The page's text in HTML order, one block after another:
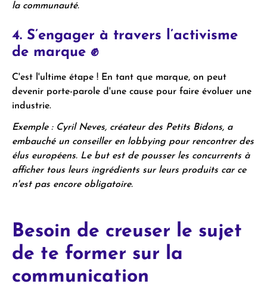
la communauté.
4. S’engager à travers l’activisme
de marque ✊
C'est l'ultime étape ! En tant que marque, on peut
devenir porte-parole d'une cause pour faire évoluer une
industrie.
Exemple : Cyril Neves, créateur des Petits Bidons, a
embauché un conseiller en lobbying pour rencontrer des
élus européens. Le but est de pousser les concurrents à
afficher tous leurs ingrédients sur leurs produits car ce
n'est pas encore obligatoire.
Besoin de creuser le sujet
de te former sur la
communication